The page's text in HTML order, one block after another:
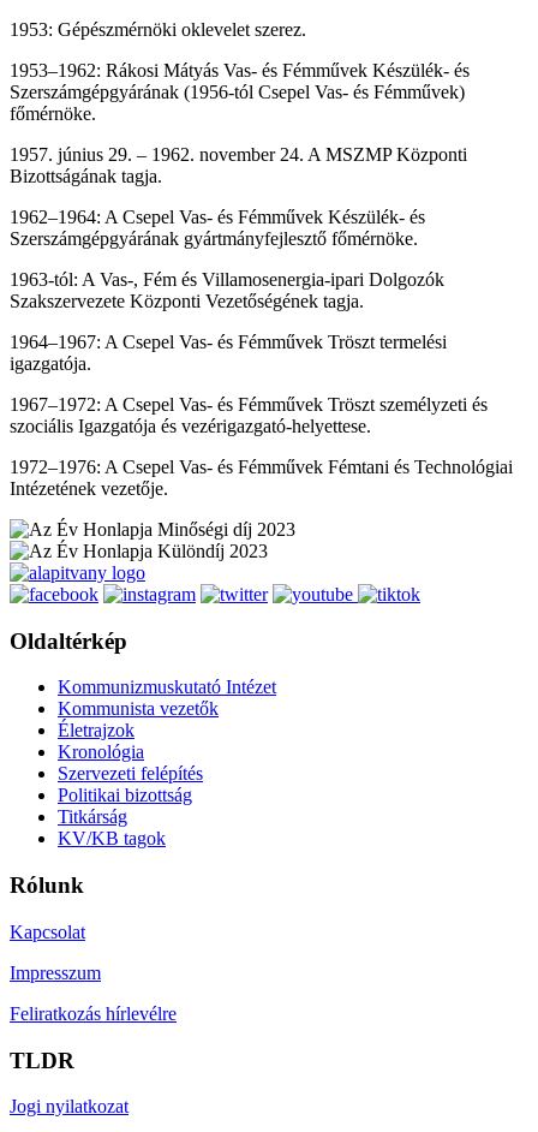
1953: Gépészmérnöki oklevelet szerez.
1953–1962: Rákosi Mátyás Vas- és Fémművek Készülék- és
Szerszámgépgyárának (1956-tól Csepel Vas- és Fémművek)
főmérnöke.
1957. június 29. – 1962. november 24. A MSZMP Központi
Bizottságának tagja.
1962–1964: A Csepel Vas- és Fémművek Készülék- és
Szerszámgépgyárának gyártmányfejlesztő főmérnöke.
1963-tól: A Vas-, Fém és Villamosenergia-ipari Dolgozók
Szakszervezete Központi Vezetőségének tagja.
1964–1967: A Csepel Vas- és Fémművek Tröszt termelési
igazgatója.
1967–1972: A Csepel Vas- és Fémművek Tröszt személyzeti és
szociális Igazgatója és vezérigazgató-helyettese.
1972–1976: A Csepel Vas- és Fémművek Fémtani és Technológiai
Intézetének vezetője.
Oldaltérkép
Kommunizmuskutató Intézet
Kommunista vezetők
Életrajzok
Kronológia
Szervezeti felépítés
Politikai bizottság
Titkárság
KV/KB tagok
Rólunk
Kapcsolat
Impresszum
Feliratkozás hírlevélre
TLDR
Jogi nyilatkozat